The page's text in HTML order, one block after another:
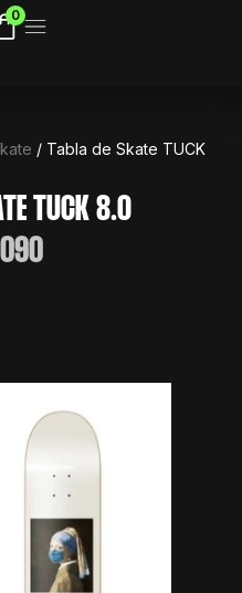
0
/ Tabla de Skate TUCK
TUCK 8.0